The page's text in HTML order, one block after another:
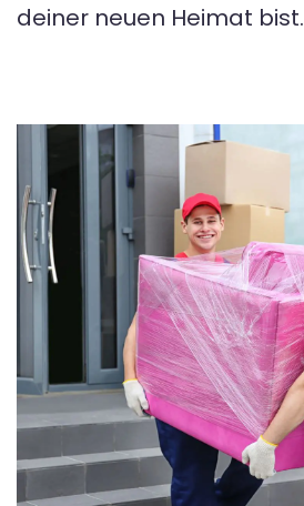
deiner neuen Heimat bist.